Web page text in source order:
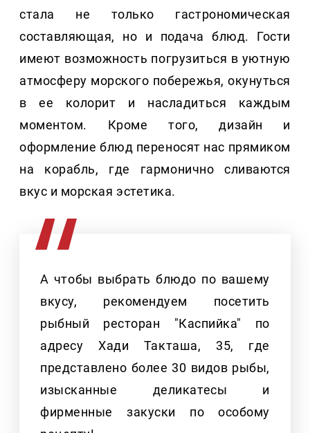
стала не только гастрономическая
составляющая, но и подача блюд. Гости
имеют возможность погрузиться в уютную
атмосферу морского побережья, окунуться
в ее колорит и насладиться каждым
моментом. Кроме того, дизайн и
оформление блюд переносят нас прямиком
на корабль, где гармонично сливаются
вкус и морская эстетика.
А чтобы выбрать блюдо по вашему
вкусу, рекомендуем посетить
рыбный ресторан "Каспийка" по
адресу Хади Такташа, 35, где
представлено более 30 видов рыбы,
изысканные деликатесы и
фирменные закуски по особому